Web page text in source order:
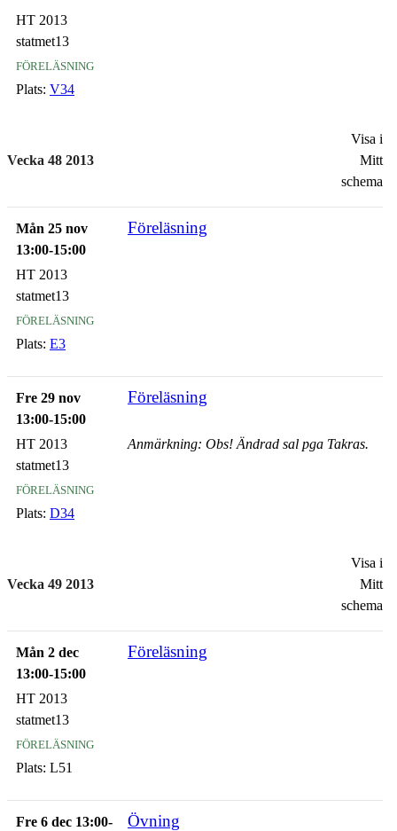
HT 2013
statmet13
föreläsning
Plats: V34
Vecka 48 2013
Visa i
Mitt
schema
Mån 25 nov
13:00-15:00
Föreläsning
HT 2013
statmet13
föreläsning
Plats: E3
Fre 29 nov
13:00-15:00
Föreläsning
HT 2013
statmet13
föreläsning
Plats: D34
Anmärkning: Obs! Ändrad sal pga Takras.
Vecka 49 2013
Visa i
Mitt
schema
Mån 2 dec
13:00-15:00
Föreläsning
HT 2013
statmet13
föreläsning
Plats: L51
Fre 6 dec 13:00-
Övning